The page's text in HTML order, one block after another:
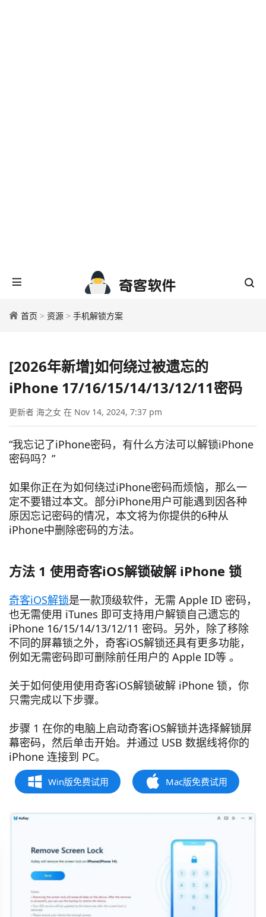
首页 > 资源 > 手机解锁方案
[2026年新增]如何绕过被遗忘的
iPhone 17/16/15/14/13/12/11密码
更新者 海之女 在 Nov 14, 2024, 7:37 pm
“我忘记了iPhone密码，有什么方法可以解锁iPhone
密码吗？”
如果你正在为如何绕过iPhone密码而烦恼，那么一
定不要错过本文。部分iPhone用户可能遇到因各种
原因忘记密码的情况，本文将为你提供的6种从
iPhone中删除密码的方法。
方法 1 使用奇客iOS解锁破解 iPhone 锁
奇客iOS解锁是一款顶级软件，无需 Apple ID 密码，
也无需使用 iTunes 即可支持用户解锁自己遗忘的
iPhone 16/15/14/13/12/11 密码。另外，除了移除
不同的屏幕锁之外，奇客iOS解锁还具有更多功能，
例如无需密码即可删除前任用户的 Apple ID等 。
关于如何使用使用奇客iOS解锁破解 iPhone 锁，你
只需完成以下步骤。
步骤 1 在你的电脑上启动奇客iOS解锁并选择解锁屏
幕密码，然后单击开始。并通过 USB 数据线将你的
iPhone 连接到 PC。
Win版免费试用 Mac版免费试用